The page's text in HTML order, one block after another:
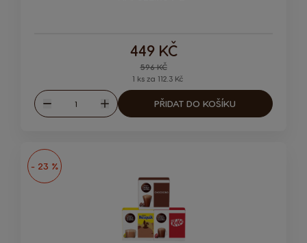
Regular Price
596 KČ
449 KČ
1 ks za 112.3 Kč
Množství
Zvýšit
PŘIDAT DO KOŠÍKU
- 23 %